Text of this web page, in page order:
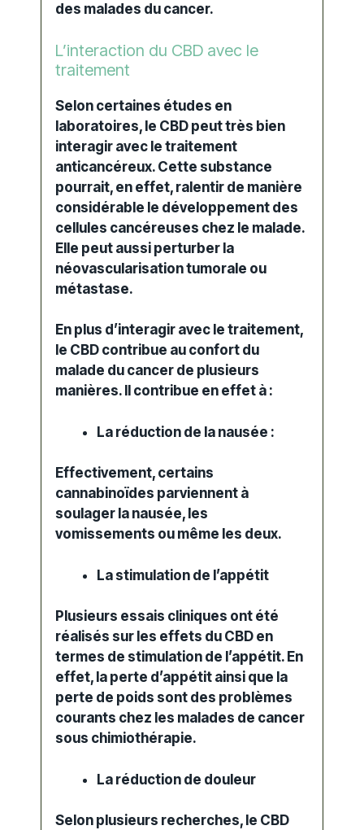
des malades du cancer.
L’interaction du CBD avec le
traitement
Selon certaines études en
laboratoires, le CBD peut très bien
interagir avec letraitement
anticancéreux. Cette substance
pourrait, en effet, ralentir de manière
considérable le développement des
cellules cancéreuses chez le malade.
Elle peut aussi perturber la
néovascularisation tumorale ou
métastase.
En plus d’interagir avec le traitement,
le CBD contribue au confort du
malade du cancer de plusieurs
manières. Il contribue en effet à :
La réduction de la nausée :
Effectivement, certains
cannabinoïdes parviennent à
soulager la nausée, les
vomissements ou même les deux.
La stimulation de l’appétit
Plusieurs essais cliniques ont été
réalisés sur les effets du CBD en
termes de stimulation de l’appétit. En
effet, la perte d’appétit ainsi que la
perte de poids sont des problèmes
courants chez les malades de cancer
sous chimiothérapie.
La réduction de douleur
Selon plusieurs recherches, le CBD